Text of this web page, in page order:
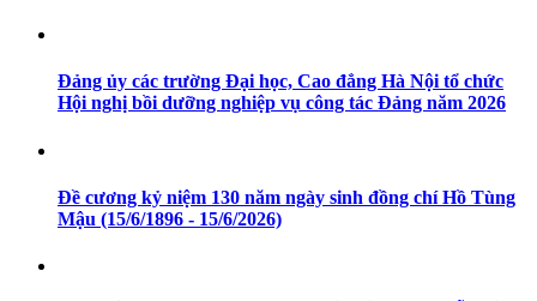
Đảng ủy các trường Đại học, Cao đẳng Hà Nội tổ chức
Hội nghị bồi dưỡng nghiệp vụ công tác Đảng năm 2026
Đề cương kỷ niệm 130 năm ngày sinh đồng chí Hồ Tùng
Mậu (15/6/1896 - 15/6/2026)